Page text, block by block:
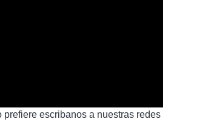
escribanos a nuestras redes